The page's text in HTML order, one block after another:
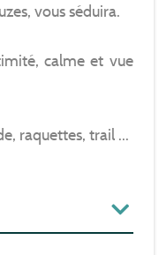
vous séduira.
calme et vue
raquettes, trail ...